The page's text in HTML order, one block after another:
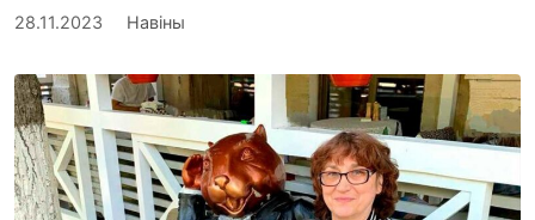
28.11.2023 Навіны